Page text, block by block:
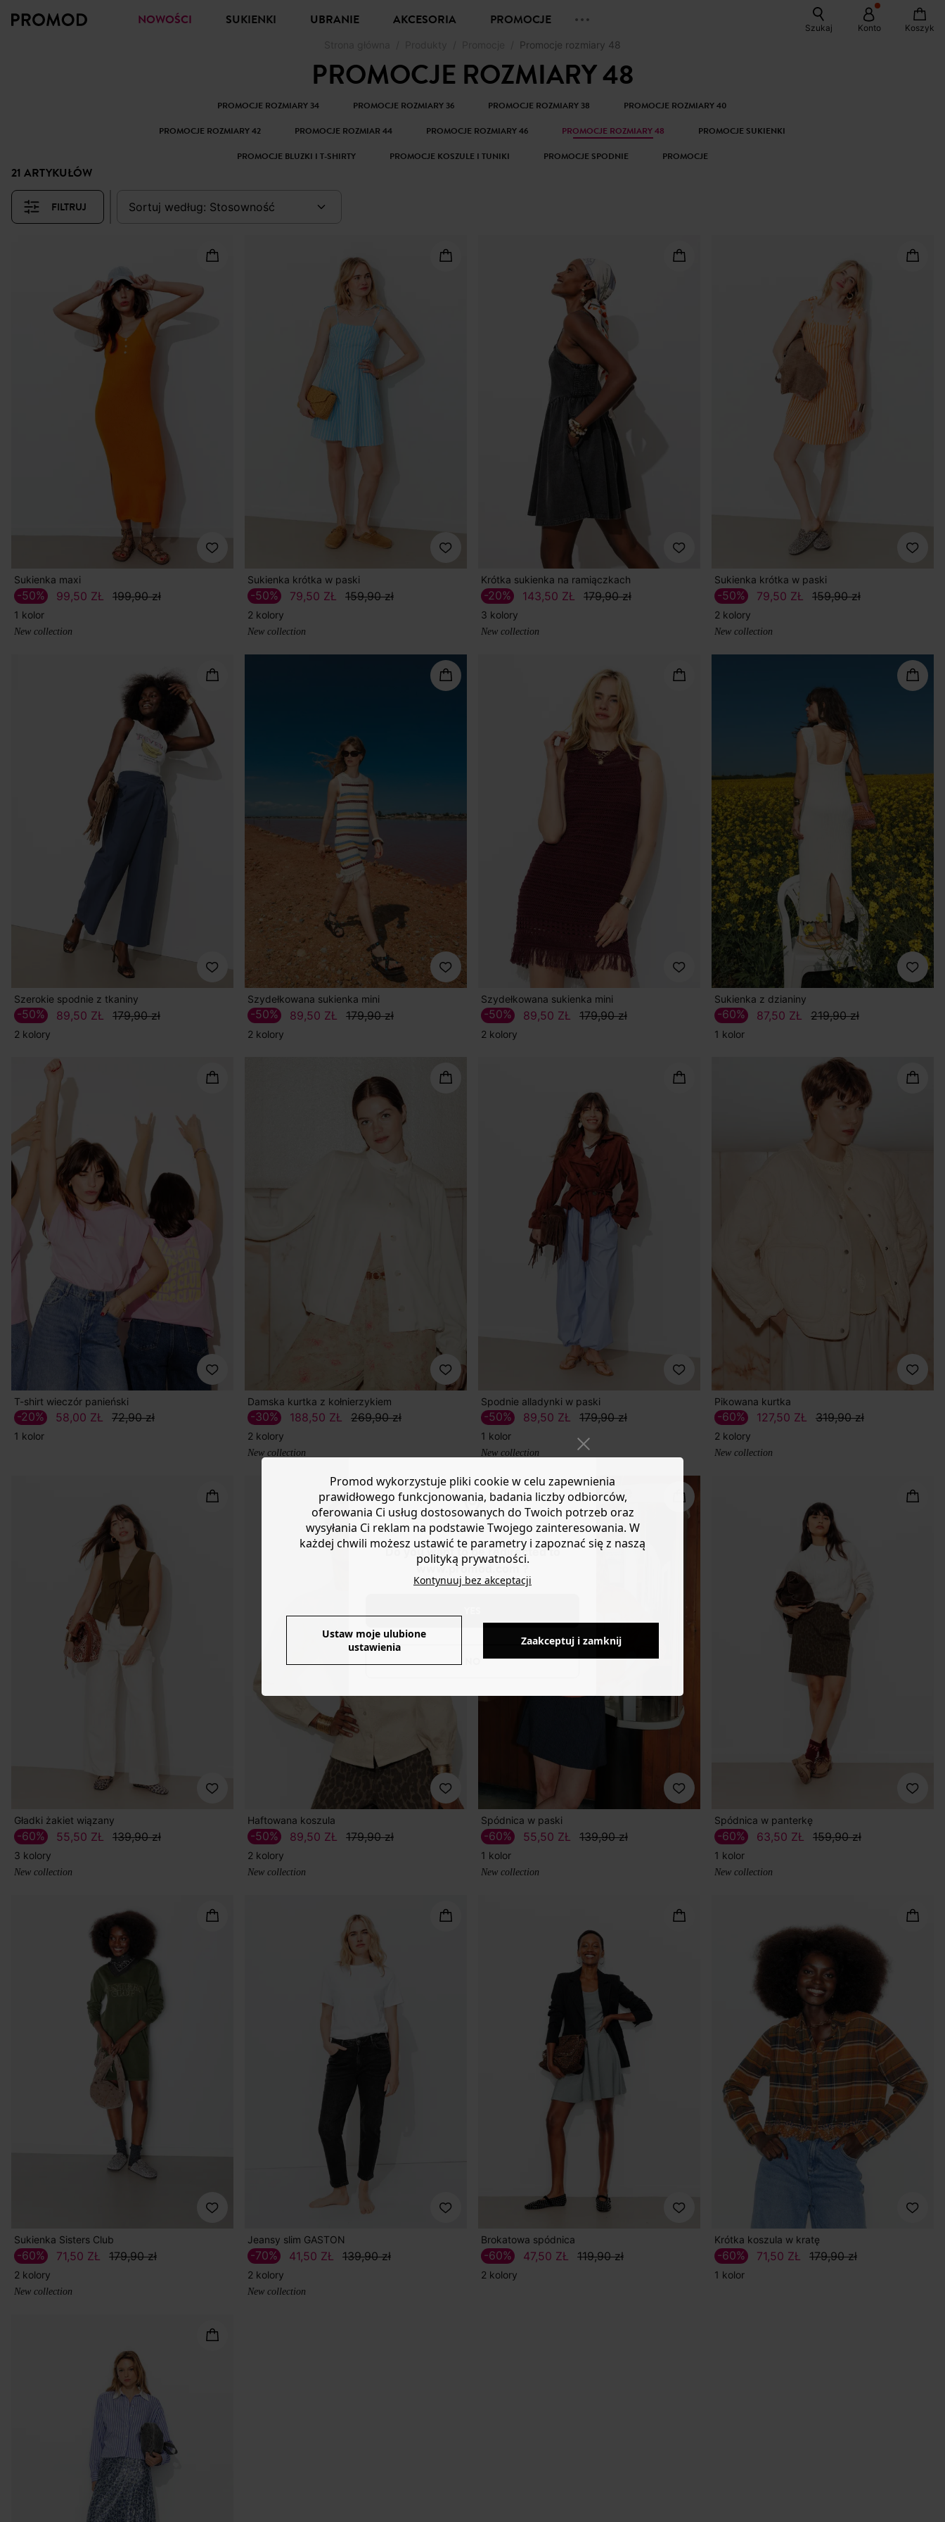
Do you want to be redirected to
www.promod.com ?
NOWOŚCI SUKIENKI UBRANIE AKCESORIA PROMOCJE Szukaj Konto Koszyk
Promocje rozmiary 48
PROMOCJE ROZMIARY 48
PROMOCJE ROZMIARY 34 PROMOCJE ROZMIARY 36 PROMOCJE ROZMIARY 38
PROMOCJE ROZMIARY 40
PROMOCJE ROZMIARY 42
PROMOCJE ROZMIAR 44 PROMOCJE ROZMIARY 46 PROMOCJE ROZMIARY 48
PROMOCJE SUKIENKI
PROMOCJE BLUZKI I T-SHIRTY
PROMOCJE KOSZULE I TUNIKI PROMOCJE SPODNIE PROMOCJE
21 ARTYKUŁÓW
FILTRUJ sortuj według: stosowność
Sukienka maxi
99,50 ZŁ 199,90 zł
-50%
1 kolor
New collection
Sukienka krótka w paski
79,50 ZŁ 159,90 zł
-50%
2 kolory
New collection
Krótka sukienka na ramiączkach
143,50 ZŁ 179,90 zł
-20%
3 kolory
New collection
Sukienka krótka w paski
79,50 ZŁ 159,90 zł
-50%
2 kolory
New collection
Szerokie spodnie z tkaniny
89,50 ZŁ 179,90 zł
-50%
2 kolory
Szydełkowana sukienka mini
89,50 ZŁ 179,90 zł
-50%
2 kolory
Szydełkowana sukienka mini
89,50 ZŁ 179,90 zł
-50%
2 kolory
Sukienka z dzianiny
87,50 ZŁ 219,90 zł
-60%
1 kolor
T-shirt wieczór panieński
58,00 ZŁ 72,90 zł
-20%
1 kolor
Damska kurtka z kołnierzykiem
188,50 ZŁ 269,90 zł
-30%
2 kolory
New collection
Spodnie alladynki w paski
89,50 ZŁ 179,90 zł
-50%
1 kolor
New collection
Pikowana kurtka
127,50 ZŁ 319,90 zł
-60%
2 kolory
New collection
Gładki żakiet wiązany
55,50 ZŁ 139,90 zł
-60%
3 kolory
New collection
Haftowana koszula
89,50 ZŁ 179,90 zł
-50%
2 kolory
New collection
Spódnica w paski
55,50 ZŁ 139,90 zł
-60%
1 kolor
New collection
Spódnica w panterkę
63,50 ZŁ 159,90 zł
-60%
1 kolor
New collection
Sukienka Sisters Club
71,50 ZŁ 179,90 zł
-60%
2 kolory
New collection
Jeansy slim GASTON
41,50 ZŁ 139,90 zł
-70%
2 kolory
New collection
Brokatowa spódnica
47,50 ZŁ 119,90 zł
-60%
2 kolory
Krótka koszula w kratę
71,50 ZŁ 179,90 zł
-60%
1 kolor
Promod wykorzystuje pliki cookie w celu zapewnienia
prawidłowego funkcjonowania, badania liczby odbiorców,
oferowania Ci usług dostosowanych do Twoich potrzeb oraz
wysyłania Ci reklam na podstawie Twojego zainteresowania. W
każdej chwili możesz ustawić te parametry i zapoznać się z naszą
polityką prywatności.
Kontynuuj bez akceptacji
Ustaw moje ulubione
ustawienia
Zaakceptuj i zamknij